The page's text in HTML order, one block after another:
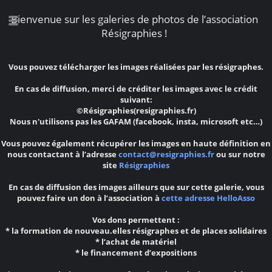
Bienvenue sur les galeries de photos de l’association
Résigraphies !
Vous pouvez télécharger les images réalisées par les résigraphes.
En cas de diffusion, merci de créditer les images avec le crédit
suivant:
©Résigraphies(resigraphies.fr)
Nous n'utilisons pas les GAFAM (facebook, insta, microsoft etc…)
Vous pouvez également récupérer les images en haute définition en
nous contactant à l’adresse contact@resigraphies.frou sur notre
site Résigraphies
En cas de diffusion des images ailleurs que sur cette galerie, vous
pouvez faire un don à l’association à cette adresse HelloAsso
Vos dons permettent :
* la formation de nouveau.elles résigraphes et de places solidaires
* l’achat de matériel
* le financement d’expositions